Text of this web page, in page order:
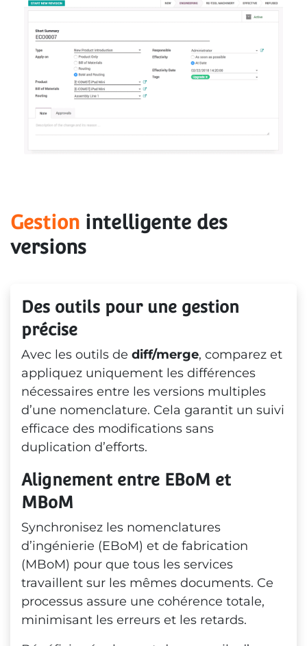
Gestion intelligente des
versions
Des outils pour une gestion
précise
Avec les outils de diff/merge, comparez et
appliquez uniquement les différences
nécessaires entre les versions multiples
d’une nomenclature. Cela garantit un suivi
efficace des modifications sans
duplication d’efforts.
Alignement entre EBoM et
MBoM
Synchronisez les nomenclatures
d’ingénierie (EBoM) et de fabrication
(MBoM) pour que tous les services
travaillent sur les mêmes documents. Ce
processus assure une cohérence totale,
minimisant les erreurs et les retards.